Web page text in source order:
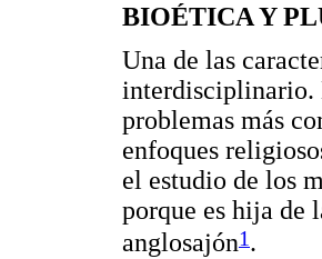
BIOÉTICA Y
Una de las
interdisciplinario.
problemas más
enfoques
el estudio de los
porque es hija de
anglosajón1.